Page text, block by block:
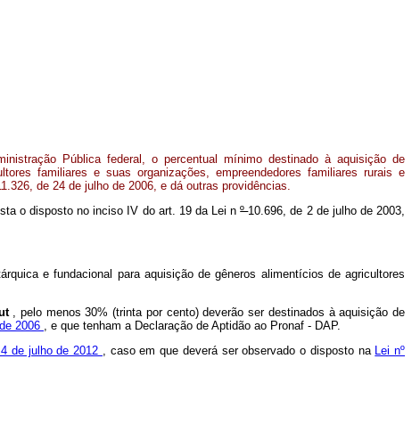
Pública federal, o percentual mínimo destinado à aquisição de
familiares e suas organizações, empreendedores familiares rurais e
de 24 de julho de 2006, e dá outras providências.
o disposto no inciso IV do art. 19 da Lei nº10.696, de 2 de julho de 2003,
e fundacional para aquisição de gêneros alimentícios de agricultores
, pelo menos 30% (trinta por cento) deverão ser destinados à aquisição de
2006 , e que tenham a Declaração de Aptidão ao Pronaf - DAP.
de julho de 2012 , caso em que deverá ser observado o disposto na Lei nº